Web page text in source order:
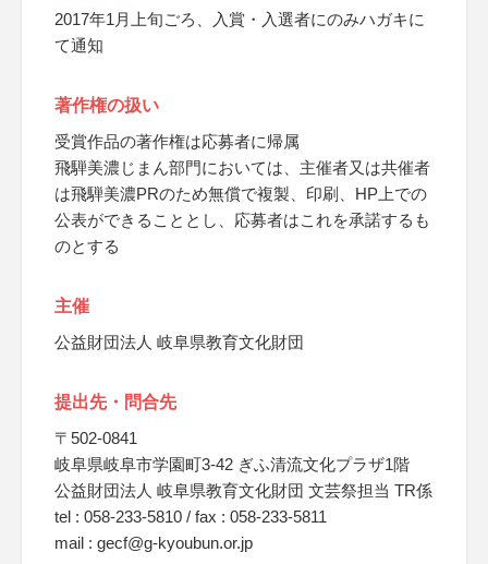
2017年1月上旬ごろ、入賞・入選者にのみハガキに
て通知
著作権の扱い
受賞作品の著作権は応募者に帰属
飛騨美濃じまん部門においては、主催者又は共催者
は飛騨美濃PRのため無償で複製、印刷、HP上での
公表ができることとし、応募者はこれを承諾するも
のとする
主催
公益財団法人 岐阜県教育文化財団
提出先・問合先
〒502-0841
岐阜県岐阜市学園町3-42 ぎふ清流文化プラザ1階
公益財団法人 岐阜県教育文化財団 文芸祭担当 TR係
tel : 058-233-5810 / fax : 058-233-5811
mail : gecf@g-kyoubun.or.jp